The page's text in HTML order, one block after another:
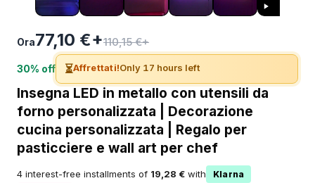
Ora77,10 €+110,15 €+
30% off ⏳Affrettati!Only 17 hours left
Insegna LED in metallo con utensili da
forno personalizzata | Decorazione
cucina personalizzata | Regalo per
pasticciere e wall art per chef
4 interest-free installments of 19,28 € with
Klarna